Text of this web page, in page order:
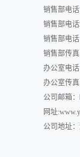
销售部电
销售部电
销售部电话
销售部传真
办公室电
办公室传
公司邮箱：
网址
公司地址